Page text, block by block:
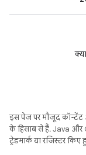
इस पेज पर मौजूद
के हिसाब से हैं. Java
ट्रेडमार्क या रजिस्टर किए